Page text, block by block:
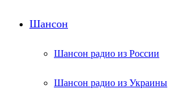
Шансон
Шансон радио из России
Шансон радио из Украины